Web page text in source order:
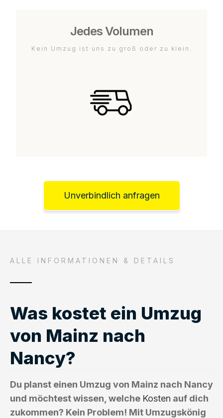
Jedes Volumen
Kein Umzug ist uns zu groß oder zu klein.
Unverbindlich anfragen
ALLE INFORMATIONEN & DETAILS
Was kostet ein Umzug
von Mainz nach
Nancy?
Du planst einen Umzug von Mainz nach Nancy
und möchtest wissen, welche Kosten auf dich
zukommen? Kein Problem! Mit Umzugskönig